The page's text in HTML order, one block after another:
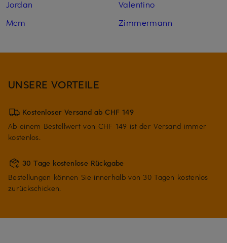
Jordan
Mcm
Valentino
Zimmermann
UNSERE VORTEILE
Kostenloser Versand ab CHF 149
Ab einem Bestellwert von CHF 149 ist der Versand immer
kostenlos.
30 Tage kostenlose Rückgabe
Bestellungen können Sie innerhalb von 30 Tagen kostenlos
zurückschicken.